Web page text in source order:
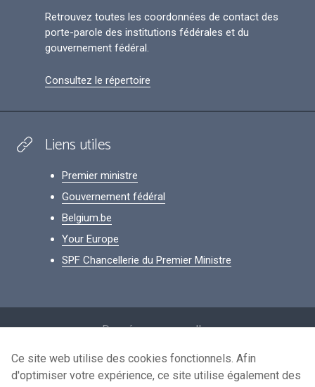
Retrouvez toutes les coordonnées de contact des
porte-parole des institutions fédérales et du
gouvernement fédéral.
Consultez le répertoire
Liens utiles
Premier ministre
Gouvernement fédéral
Belgium.be
Your Europe
SPF Chancellerie du Premier Ministre
Données personnelles
Conditions de réutilisation
Contactez-nous
Ce site web utilise des cookies fonctionnels. Afin
d'optimiser votre expérience, ce site utilise également des